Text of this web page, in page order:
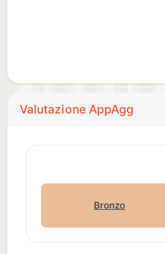
Valutazione AppAgg
Bronzo